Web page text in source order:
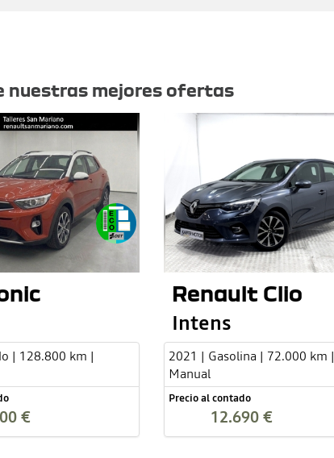
nuestras mejores ofertas
| 128.800 km |
€
Renault Clio
Intens
2021 | Gasolina | 72.000 km |
Manual
Precio al contado
12.690 €